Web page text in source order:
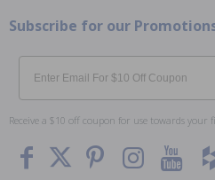
Subscribe for our
Email
Receive a $10 off coupon for use towards